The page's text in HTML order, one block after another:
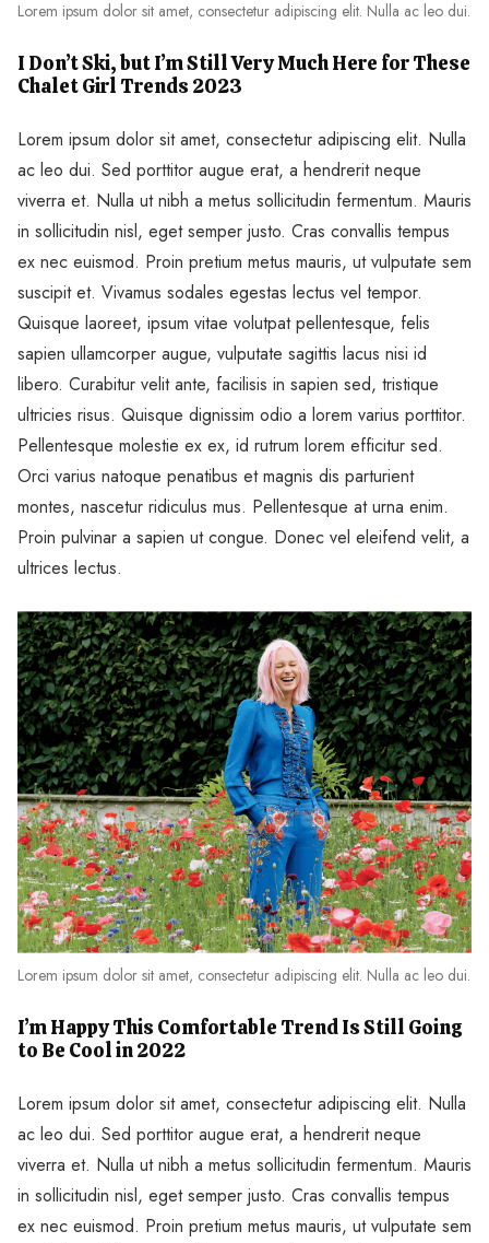
Lorem ipsum dolor sit amet, consectetur adipiscing elit. Nulla ac leo dui.
I Don’t Ski, but I’m Still Very Much Here for These
Chalet Girl Trends 2023
Lorem ipsum dolor sit amet, consectetur adipiscing elit. Nulla
ac leo dui. Sed porttitor augue erat, a hendrerit neque
viverra et. Nulla ut nibh a metus sollicitudin fermentum. Mauris
in sollicitudin nisl, eget semper justo. Cras convallis tempus
ex nec euismod. Proin pretium metus mauris, ut vulputate sem
suscipit et. Vivamus sodales egestas lectus vel tempor.
Quisque laoreet, ipsum vitae volutpat pellentesque, felis
sapien ullamcorper augue, vulputate sagittis lacus nisi id
libero. Curabitur velit ante, facilisis in sapien sed, tristique
ultricies risus. Quisque dignissim odio a lorem varius porttitor.
Pellentesque molestie ex ex, id rutrum lorem efficitur sed.
Orci varius natoque penatibus et magnis dis parturient
montes, nascetur ridiculus mus. Pellentesque at urna enim.
Proin pulvinar a sapien ut congue. Donec vel eleifend velit, a
ultrices lectus.
Lorem ipsum dolor sit amet, consectetur adipiscing elit. Nulla ac leo dui.
I’m Happy This Comfortable Trend Is Still Going
to Be Cool in 2022
Lorem ipsum dolor sit amet, consectetur adipiscing elit. Nulla
ac leo dui. Sed porttitor augue erat, a hendrerit neque
viverra et. Nulla ut nibh a metus sollicitudin fermentum. Mauris
in sollicitudin nisl, eget semper justo. Cras convallis tempus
ex nec euismod. Proin pretium metus mauris, ut vulputate sem